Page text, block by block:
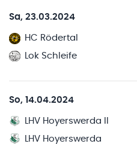
Sa, 23.03.2024
HC Rödertal
Lok Schleife
So, 14.04.2024
LHV Hoyerswerda II
LHV Hoyerswerda